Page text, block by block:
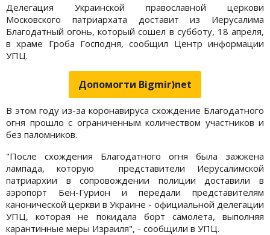
Делегация Украинской православной церкови
Московского патриархата доставит из Иерусалима
Благодатный огонь, который сошел в субботу, 18 апреля,
в храме Гроба Господня, сообщил Центр информации
УПЦ.
Допомогти Bigmir)net
В этом году из-за коронавируса схождение Благодатного
огня прошло с ограниченным количеством участников и
без паломников.
"После схождения Благодатного огня была зажжена
лампада, которую представители Иерусалимской
патриархии в сопровождении полиции доставили в
аэропорт Бен-Гурион и передали представителям
канонической церкви в Украине - официальной делегации
УПЦ, которая не покидала борт самолета, выполняя
карантинные меры Израиля", - сообщили в УПЦ.